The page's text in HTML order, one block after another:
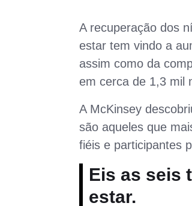
A recuperação dos
estar tem vindo a
assim como da
em cerca de 1,3 mil
A McKinsey
são aqueles que
fiéis e participantes
Eis as seis
estar.